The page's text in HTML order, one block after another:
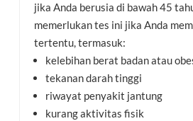
jika Anda berusia di bawah 45
memerlukan tes ini jika Anda
tertentu, termasuk:
kelebihan berat badan atau
tekanan darah tinggi
riwayat penyakit jantung
kurang aktivitas fisik